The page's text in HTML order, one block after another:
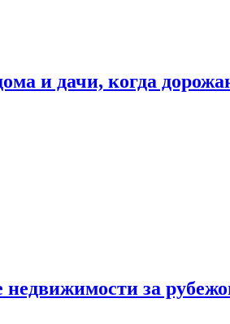
и дачи, когда
недвижимости за